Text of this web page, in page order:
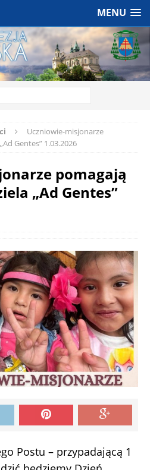
MENU
Uczniowie-misjonarze
Gentes” 1.03.2026
pomagają
„Ad Gentes”
Postu – przypadającą 1